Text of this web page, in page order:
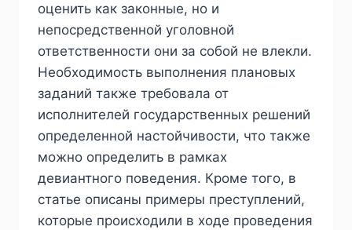
оценить как законные, но и
непосредственной уголовной
ответственности они за собой не влекли.
Необходимость выполнения плановых
заданий также требовала от
исполнителей государственных решений
определенной настойчивости, что также
можно определить в рамках
девиантного поведения. Кроме того, в
статье описаны примеры преступлений,
которые происходили в ходе проведения